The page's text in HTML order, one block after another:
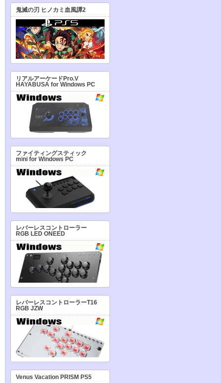
鬼滅の刃 ヒノカミ血風譚2
リアルアーケードPro.V
HAYABUSA for Windows PC
ファイティングスティック
mini for Windows PC
レバーレスコントローラー
RGB LED ONEED
レバーレスコントローラーT16
RGB JZW
Venus Vacation PRISM PS5